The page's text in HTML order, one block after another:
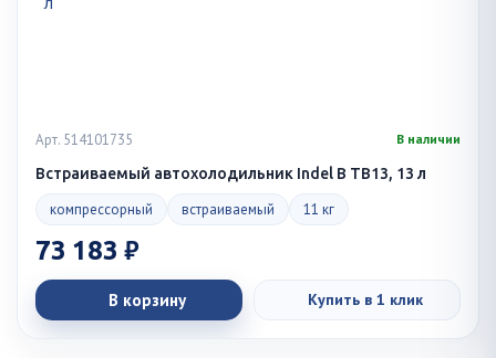
Арт. 514101735 В наличии
Встраиваемый автохолодильник Indel B TB13, 13 л
компрессорный встраиваемый 11 кг
73 183 ₽
В корзину Купить в 1 клик